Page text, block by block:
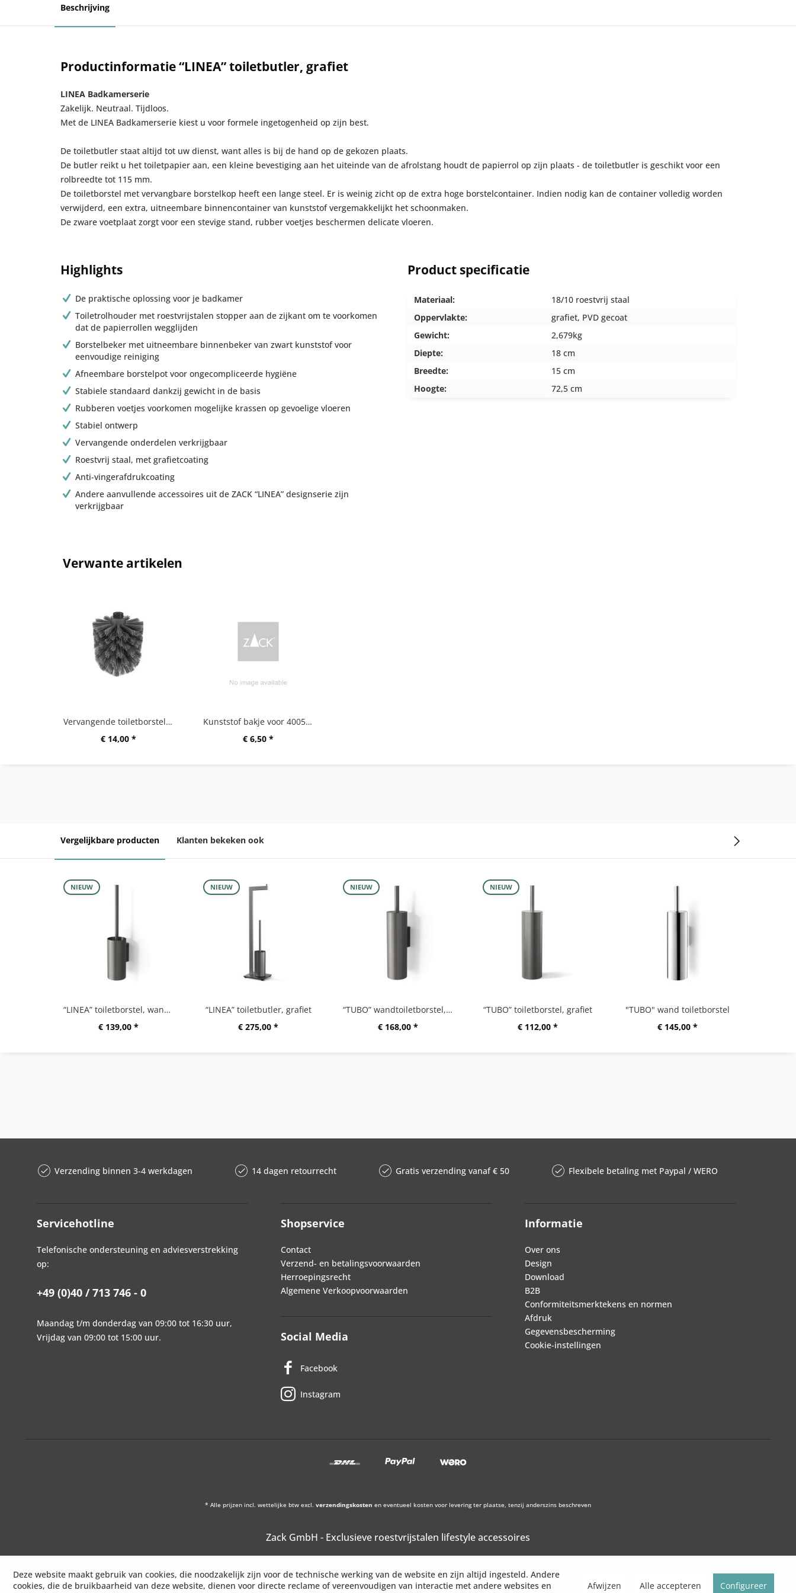
Beschrijving
Productinformatie “LINEA” toiletbutler, grafiet
LINEA Badkamerserie
Zakelijk. Neutraal. Tijdloos.
Met de LINEA Badkamerserie kiest u voor formele ingetogenheid op zijn best.
De toiletbutler staat altijd tot uw dienst, want alles is bij de hand op de gekozen plaats.
De butler reikt u het toiletpapier aan, een kleine bevestiging aan het uiteinde van de afrolstang houdt de papierrol op zijn plaats - de toiletbutler is geschikt voor een
rolbreedte tot 115 mm.
De toiletborstel met vervangbare borstelkop heeft een lange steel. Er is weinig zicht op de extra hoge borstelcontainer. Indien nodig kan de container volledig worden
verwijderd, een extra, uitneembare binnencontainer van kunststof vergemakkelijkt het schoonmaken.
De zware voetplaat zorgt voor een stevige stand, rubber voetjes beschermen delicate vloeren.
Highlights
De praktische oplossing voor je badkamer
Toiletrolhouder met roestvrijstalen stopper aan de zijkant om te voorkomen
dat de papierrollen wegglijden
Borstelbeker met uitneembare binnenbeker van zwart kunststof voor
eenvoudige reiniging
Afneembare borstelpot voor ongecompliceerde hygiëne
Stabiele standaard dankzij gewicht in de basis
Rubberen voetjes voorkomen mogelijke krassen op gevoelige vloeren
Stabiel ontwerp
Vervangende onderdelen verkrijgbaar
Roestvrij staal, met grafietcoating
Anti-vingerafdrukcoating
Andere aanvullende accessoires uit de ZACK “LINEA” designserie zijn
verkrijgbaar
Product specificatie
Materiaal:
18/10 roestvrij staal
Oppervlakte:
grafiet, PVD gecoat
Gewicht:
2,679kg
Diepte:
18 cm
Breedte:
15 cm
Hoogte:
72,5 cm
Verwante artikelen
Vervangende toiletborstelkop A
€ 14,00 *
Kunststof bakje voor 40055/185/191/255/382/856
€ 6,50 *
Vergelijkbare producten Klanten bekeken ook
NIEUW
“LINEA” toiletborstel, wandmontage, grafiet
€ 139,00 *
NIEUW
“LINEA” toiletbutler, grafiet
€ 275,00 *
NIEUW
“TUBO” wandtoiletborstel, grafiet
€ 168,00 *
NIEUW
“TUBO” toiletborstel, grafiet
€ 112,00 *
"TUBO" wand toiletborstel
€ 145,00 *
Verzending binnen 3-4 werkdagen 14 dagen retourrecht Gratis verzending vanaf € 50 Flexibele betaling met Paypal / WERO
Servicehotline
Telefonische ondersteuning en adviesverstrekking
op:
+49 (0)40 / 713 746 - 0
Maandag t/m donderdag van 09:00 tot 16:30 uur,
Vrijdag van 09:00 tot 15:00 uur.
Shopservice
Contact
Verzend- en betalingsvoorwaarden
Herroepingsrecht
Algemene Verkoopvoorwaarden
Social Media
Facebook
Instagram
Informatie
Over ons
Design
Download
B2B
Conformiteitsmerktekens en normen
Afdruk
Gegevensbescherming
Cookie-instellingen
* Alle prijzen incl. wettelijke btw excl. verzendingskosten en eventueel kosten voor levering ter plaatse, tenzij anderszins beschreven
Zack GmbH - Exclusieve roestvrijstalen lifestyle accessoires
Deze website maakt gebruik van cookies, die noodzakelijk zijn voor de technische werking van de website en zijn altijd ingesteld. Andere
cookies, die de bruikbaarheid van deze website, dienen voor directe reclame of vereenvoudigen van interactie met andere websites en
Afwijzen Alle accepteren Configureer